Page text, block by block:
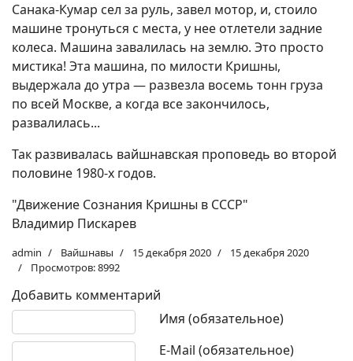
Санака-Кумар сел за руль, завел мотор, и, стоило
машине тронуться с места, у нее отлетели задние
колеса. Машина завалилась на землю. Это просто
мистика! Эта машина, по милости Кришны,
выдержала до утра — развезла восемь тонн груза
по всей Москве, а когда все закончилось,
развалилась...
Так развивалась вайшнавская проповедь во второй
половине 1980-х годов.
"Движение Сознания Кришны в СССР"
Владимир Пискарев
admin Вайшнавы 15 декабря 2020
15 декабря 2020
Просмотров: 8992
Добавить комментарий
Имя (обязательное)
E-Mail (обязательное)
Текст комментария